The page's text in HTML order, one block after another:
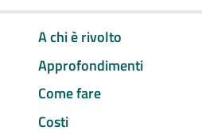
A chi è rivolto
Approfondimenti
Come fare
Costi